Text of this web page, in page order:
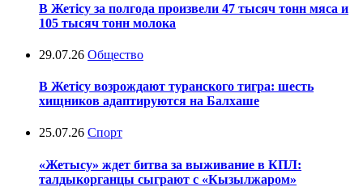
В Жетісу за полгода произвели 47 тысяч тонн мяса и
105 тысяч тонн молока
29.07.26 Общество
В Жетісу возрождают туранского тигра: шесть
хищников адаптируются на Балхаше
25.07.26 Спорт
«Жетысу» ждет битва за выживание в КПЛ:
талдыкорганцы сыграют с «Кызылжаром»